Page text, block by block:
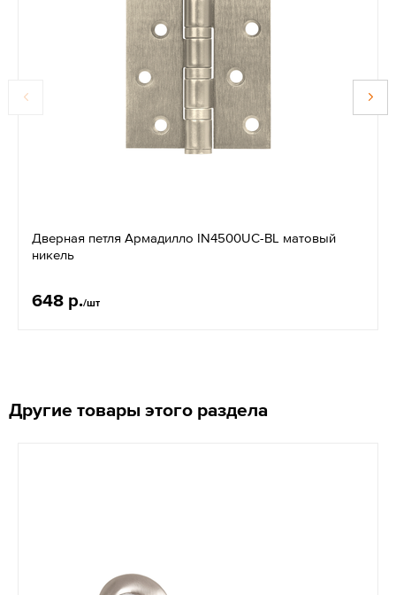
Дверная петля Армадилло IN4500UC-BL матовый
никель
648 р./шт
Другие товары этого раздела